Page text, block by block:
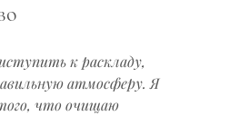
к раскладу,
атмосферу. Я
что очищаю